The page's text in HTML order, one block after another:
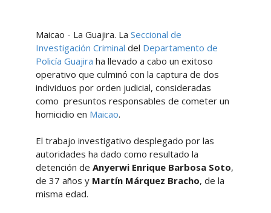
Maicao - La Guajira. La Seccional de
Investigación Criminal del Departamento de
Policía Guajira ha llevado a cabo un exitoso
operativo que culminó con la captura de dos
individuos por orden judicial, consideradas
como presuntos responsables de cometer un
homicidio en Maicao.
El trabajo investigativo desplegado por las
autoridades ha dado como resultado la
detención de Anyerwi Enrique Barbosa Soto,
de 37 años y Martín Márquez Bracho, de la
misma edad.